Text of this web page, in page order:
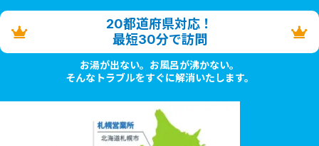
20都道府県対応！
最短30分で訪問
お湯が出ない。お風呂が沸かない。
そんなトラブルをすぐに解消いたします。